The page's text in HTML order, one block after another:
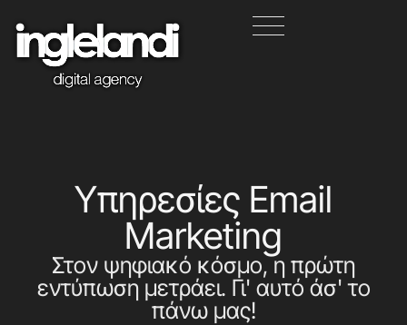
Υπηρεσίες Email
Marketing
Στον ψηφιακό κόσμο, η πρώτη
εντύπωση μετράει. Γι' αυτό άσ' το
πάνω μας!